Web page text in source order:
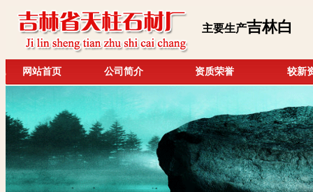
主要生产吉林白
网站首页 公司简介 资质荣誉 较新